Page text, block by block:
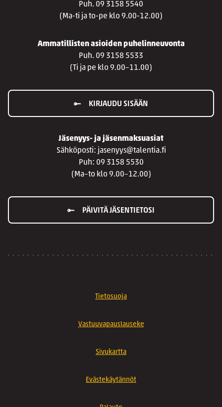
Puh. 09 3158 5540
(Ma-ti ja to-pe klo 9.00-12.00)
Ammatillisten asioiden puhelinneuvonta
Puh. 09 3158 5533
(Ti ja pe klo 9.00–11.00)
KIRJAUDU SISÄÄN
Jäsenyys- ja jäsenmaksuasiat
Sähköposti: jasenyys@talentia.fi
Puh: 09 3158 5530
(Ma–to klo 9.00–12.00)
PÄIVITÄ JÄSENTIETOSI
Tietosuoja
Vastuuvapauslauseke
Sivukartta
Evästekäytännöt